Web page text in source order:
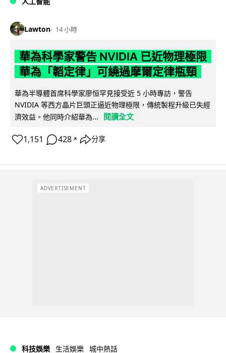
Lawton 14 小時
華為科學家警告 NVIDIA 已近物理極限
華為「韜定律」可繞過摩爾定律瓶頸
華為半導體首席科學家廖恒罕見接受近 5 小時專訪，警告
NVIDIA 等西方晶片巨頭正逼近物理極限，傳統製程升級已失經
濟效益。他同時介紹華為...
閱讀全文
1,151 428 ↗ 分享
ADVERTISEMENT
科技娛樂 生活娛樂 城中熱話